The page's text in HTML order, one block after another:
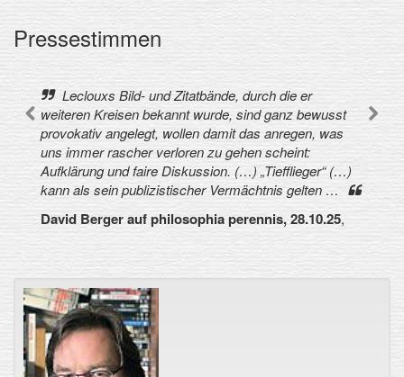
Pressestimmen
Leclouxs Bild- und Zitatbände, durch die er
weiteren Kreisen bekannt wurde, sind ganz bewusst
provokativ angelegt, wollen damit das anregen, was
uns immer rascher verloren zu gehen scheint:
Aufklärung und faire Diskussion. (…) „Tiefflieger“ (…)
kann als sein publizistischer Vermächtnis gelten …
David Berger auf philosophia perennis, 28.10.25,